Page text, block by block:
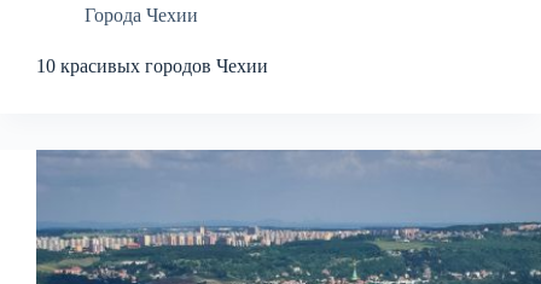
Города Чехии
10 красивых городов Чехии